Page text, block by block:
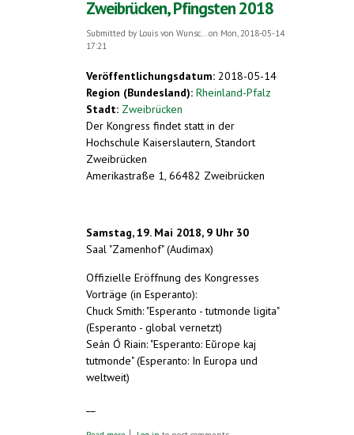
Zweibrücken, Pfingsten 2018
Submitted by Louis von Wunsc...on Mon, 2018-05-14
17:21
Veröffentlichungsdatum: 2018-05-14
Region (Bundesland): Rheinland-Pfalz
Stadt: Zweibrücken
Der Kongress findet statt in der
Hochschule Kaiserslautern, Standort
Zweibrücken
Amerikastraße 1, 66482 Zweibrücken
Samstag, 19. Mai 2018, 9 Uhr 30
Saal "Zamenhof" (Audimax)
Offizielle Eröffnung des Kongresses
Vorträge (in Esperanto):
Chuck Smith: "Esperanto - tutmonde ligita"
(Esperanto - global vernetzt)
Seán Ó Riain: "Esperanto: Eŭrope kaj
tutmonde" (Esperanto: In Europa und
weltweit)
about Veranstaltungshinweise Drei-Länder-